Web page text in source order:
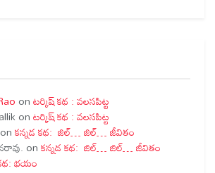
onటర్కిష్ కథ : వలసపిట్ట
onటర్కిష్ కథ : వలసపిట్ట
onకన్నడ కథ: జిల్… జిల్… జీవితం
onకన్నడ కథ: జిల్… జిల్… జీవితం
భయం